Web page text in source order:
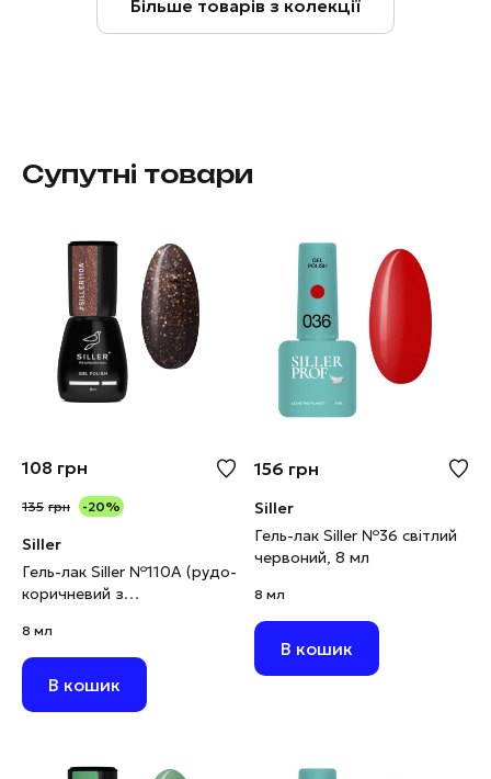
Більше товарів з колекції
Супутні товари
108 грн
135 грн -20%
Siller
Гель-лак Siller №110А (рудо-
коричневий з
8 мл
В кошик
156 грн
Siller
Гель-лак Siller №36 світлий
червоний, 8 мл
8 мл
В кошик